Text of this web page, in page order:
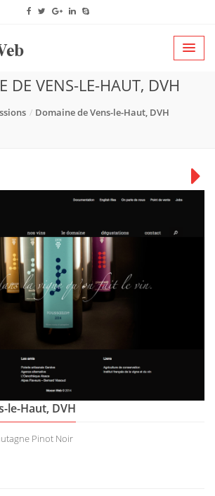
DE VENS-LE-HAUT, DVH
Domaine de Vens-le-Haut, DVH
le-Haut, DVH
Pinot Noir